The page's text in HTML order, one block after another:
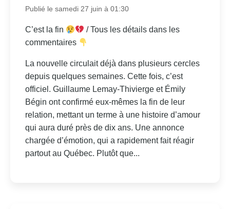
Publié le samedi 27 juin à 01:30
C’est la fin
/ Tous les détails dans les
commentaires
La nouvelle circulait déjà dans plusieurs cercles
depuis quelques semaines. Cette fois, c’est
officiel. Guillaume Lemay-Thivierge et Émily
Bégin ont confirmé eux-mêmes la fin de leur
relation, mettant un terme à une histoire d’amour
qui aura duré près de dix ans. Une annonce
chargée d’émotion, qui a rapidement fait réagir
partout au Québec. Plutôt que...